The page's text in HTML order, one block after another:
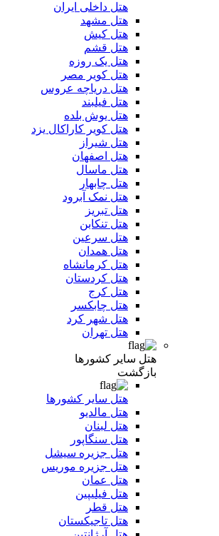
هتل داخلی ایران
هتل مشهد
هتل کیش
هتل قشم
هتل یک روزه
هتل کویر مصر
هتل دریاچه عروس
هتل فیلبند
هتل یوش بلده
هتل کویر کاراکال یزد
هتل شیراز
هتل اصفهان
هتل ماسال
هتل چابهار
هتل نمک آبرود
هتل تبریز
هتل تنکابن
هتل سرعین
هتل همدان
هتل کرمانشاه
هتل کردستان
هتل کرج
هتل چابکسر
هتل شهر کرد
هتل تهران
هتل سایر کشورها
بازگشت
هتل سایر کشورها
هتل مالدیو
هتل لبنان
هتل سنگاپور
هتل جزیره سیشل
هتل جزیره موریس
هتل عمان
هتل فیلیپین
هتل قطر
هتل تاجیکستان